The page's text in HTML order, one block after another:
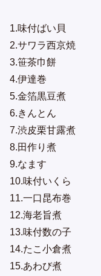
1.味付ばい貝
2.サワラ西京焼
3.笹茶巾餅
4.伊達巻
5.金箔黒豆煮
6.きんとん
7.渋皮栗甘露煮
8.田作り煮
9.なます
10.味付いくら
11.一口昆布巻
12.海老旨煮
13.味付数の子
14.たこ小倉煮
15.あわび煮